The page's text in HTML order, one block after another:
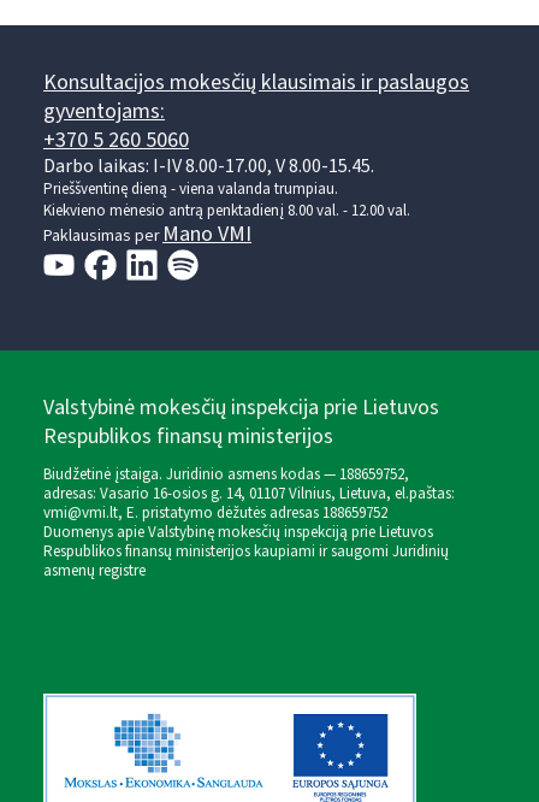
Konsultacijos mokesčių klausimais ir paslaugos
gyventojams:
+370 5 260 5060
Darbo laikas: I-IV 8.00-17.00, V 8.00-15.45.
Prieššventinę dieną - viena valanda trumpiau.
Kiekvieno mėnesio antrą penktadienį 8.00 val. - 12.00 val.
Paklausimas perMano VMI
Valstybinė mokesčių inspekcija prie Lietuvos
Respublikos finansų ministerijos
Biudžetinė įstaiga. Juridinio asmens kodas — 188659752,
adresas: Vasario 16-osios g. 14, 01107 Vilnius, Lietuva, el.paštas:
vmi@vmi.lt, E. pristatymo dėžutės adresas 188659752
Duomenys apie Valstybinę mokesčių inspekciją prie Lietuvos
Respublikos finansų ministerijos kaupiami ir saugomi Juridinių
asmenų registre